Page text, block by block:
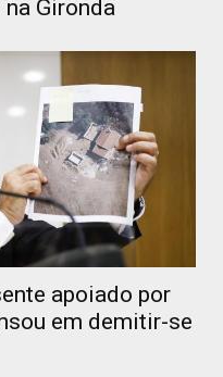
Gironda
apoiado por
em demitir-se